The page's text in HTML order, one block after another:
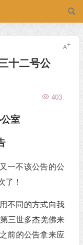
十二号公
403
室
一不该公告的公
了！
不同的方式向我
三世多杰羌佛来
前的公告拿来应